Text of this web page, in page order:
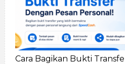
Cara Bagikan Bukti